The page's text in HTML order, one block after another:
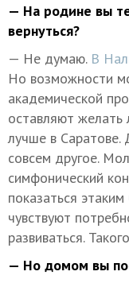
— На родине вы
вернуться?
— Не думаю. В
Но возможности
академической
оставляют желать
лучше в Саратове.
совсем другое.
симфонический
показаться
чувствуют
развиваться.
— Но домом вы